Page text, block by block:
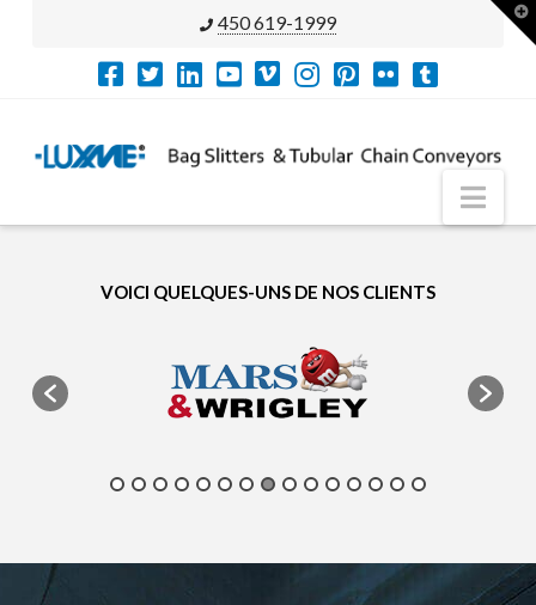
450 619-1999
VOICI QUELQUES-UNS DE NOS CLIENTS